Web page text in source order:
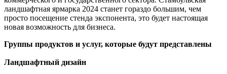
ландшафтная ярмарка 2024 станет гораздо большим, чем
просто посещение стенда экспонента, это будет настоящая
новая возможность для бизнеса.
Группы продуктов и услуг, которые будут представлены
Ландшафтный дизайн